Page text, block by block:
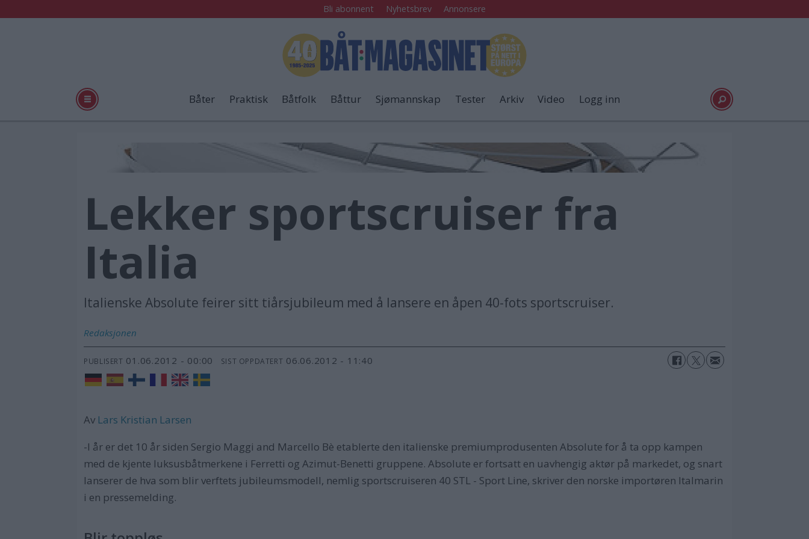
Bli abonnent Nyhetsbrev Annonsere
Båter Praktisk Båtfolk Båttur Sjømannskap Tester Arkiv Video Logg inn
Lekker sportscruiser fra
Italia
Italienske Absolute feirer sitt tiårsjubileum med å lansere en åpen 40-fots sportscruiser.
Redaksjonen
PUBLISERT 01.06.2012 - 00:00 SIST OPPDATERT 06.06.2012 - 11:40
Av Lars Kristian Larsen
-I år er det 10 år siden Sergio Maggi and Marcello Bè etablerte den italienske premiumprodusenten Absolute for å ta opp kampen
med de kjente luksusbåtmerkene i Ferretti og Azimut-Benetti gruppene. Absolute er fortsatt en uavhengig aktør på markedet, og snart
lanserer de hva som blir verftets jubileumsmodell, nemlig sportscruiseren 40 STL - Sport Line, skriver den norske importøren Italmarin
i en pressemelding.